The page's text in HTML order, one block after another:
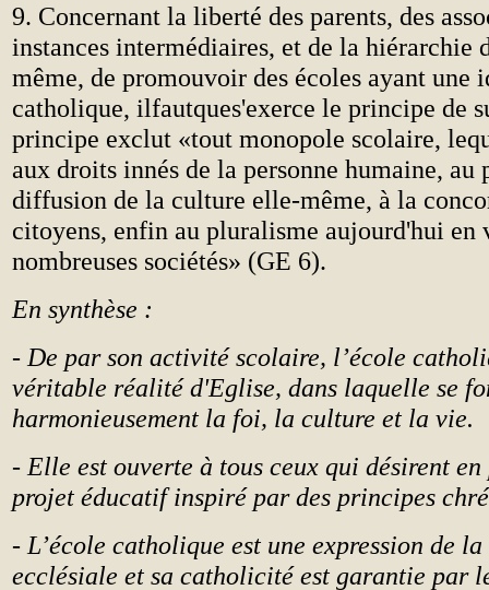
9. Concernant la liberté des parents, des
instances intermédiaires, et de la hiérarchie
même, de promouvoir des écoles ayant une
catholique, ilfautques'exerce le principe de
principe exclut «tout monopole scolaire,
aux droits innés de la personne humaine, au
diffusion de la culture elle-même, à la
citoyens, enfin au pluralisme aujourd'hui en
nombreuses sociétés» (GE 6).
En synthèse :
- De par son activité scolaire, l’école
véritable réalité d'Eglise, dans laquelle se
harmonieusement la foi, la culture et la vie.
- Elle est ouverte à tous ceux qui désirent
projet éducatif inspiré par des principes
- L’école catholique est une expression de
ecclésiale et sa catholicité est garantie par